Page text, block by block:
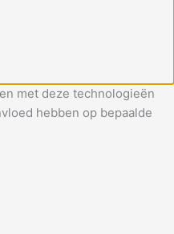
met deze technologieën
hebben op bepaalde